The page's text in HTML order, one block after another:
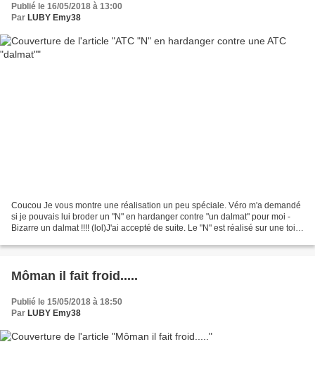
Publié le 16/05/2018 à 13:00
Par LUBY Emy38
Coucou Je vous montre une réalisation un peu spéciale. Véro m'a demandé
si je pouvais lui broder un "N" en hardanger contre "un dalmat" pour moi -
Bizarre un dalmat !!!! (lol)J'ai accepté de suite. Le "N" est réalisé sur une toile
Môman il fait froid.....
Publié le 15/05/2018 à 18:50
Par LUBY Emy38